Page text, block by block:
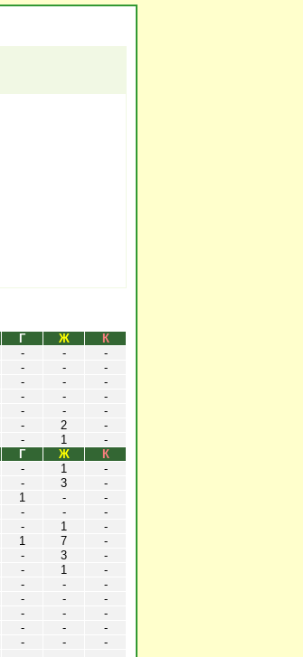
Г Ж
К
- -
-
- -
-
- -
-
- -
-
- -
-
- 2
-
- 1
-
Г Ж
К
- 1
-
- 3
-
1 -
-
- -
-
- 1
-
1 7
-
- 3
-
- 1
-
- -
-
- -
-
- -
-
- -
-
- -
-